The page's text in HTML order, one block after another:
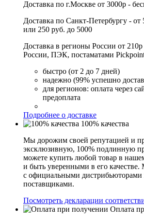
Доставка по г.Москве от 3000р -
Доставка по Санкт-Петербургу - от
или 250 руб. до 5000
Доставка в регионы России от
России, ПЭК, постаматами
быстро (от 2 до 7 дней)
надежно (99% успешно
для регионов: оплата через
предоплата
Подробнее о доставке
100% качества
Мы дорожим своей репутацией и
эксклюзивную, 100% подлинную
можете купить любой товар в
и быть уверенными в его качестве.
с официальными
поставщиками.
Посмотреть декларации
Оплата